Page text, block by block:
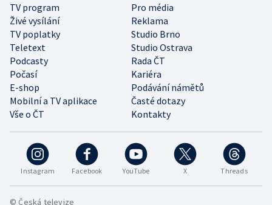
Instagram Facebook YouTube X Threads
TV program
Pro média
Živé vysílání
Reklama
TV poplatky
Studio Brno
Teletext
Studio Ostrava
Podcasty
Rada ČT
Počasí
Kariéra
E-shop
Podávání námětů
Mobilní a TV aplikace
Časté dotazy
Vše o ČT
Kontakty
© Česká televize